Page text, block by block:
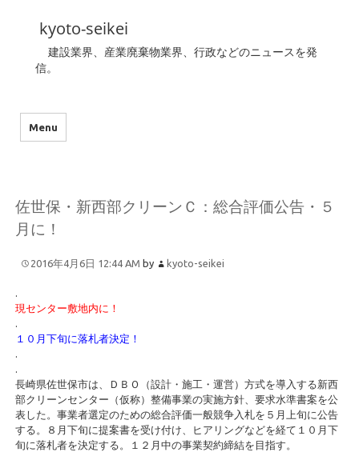
kyoto-seikei
建設業界、産業廃棄物業界、行政などのニュースを発
信。
Menu
佐世保・新西部クリーンＣ：総合評価公告・５
月に！
2016年4月6日 12:44 AM by kyoto-seikei
.
現センター敷地内に！
.
１０月下旬に落札者決定！
.
.
長崎県佐世保市は、ＤＢＯ（設計・施工・運営）方式を導入する新西
部クリーンセンター（仮称）整備事業の実施方針、要求水準書案を公
表した。事業者選定のための総合評価一般競争入札を５月上旬に公告
する。８月下旬に提案書を受け付け、ヒアリングなどを経て１０月下
旬に落札者を決定する。１２月中の事業契約締結を目指す。